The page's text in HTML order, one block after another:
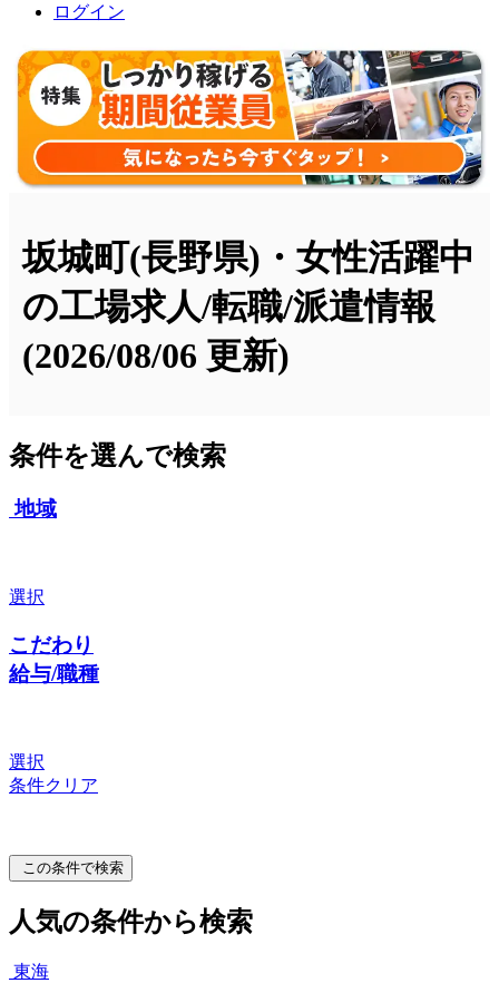
ログイン
坂城町(長野県)・女性活躍中
の工場求人/転職/派遣情報
(2026/08/06 更新)
条件を選んで検索
地域
選択
こだわり
給与/職種
選択
条件クリア
この条件で検索
人気の条件から検索
東海